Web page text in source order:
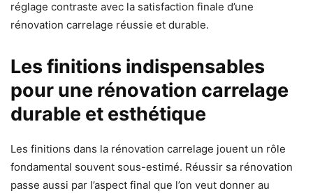
réglage contraste avec la satisfaction finale d’une
rénovation carrelage réussie et durable.
Les finitions indispensables
pour une rénovation carrelage
durable et esthétique
Les finitions dans la rénovation carrelage jouent un rôle
fondamental souvent sous-estimé. Réussir sa rénovation
passe aussi par l’aspect final que l’on veut donner au